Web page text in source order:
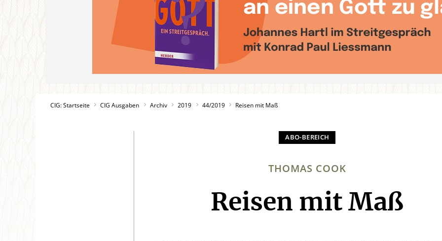
CIG: Startseite CIG Ausgaben Archiv 2019 44/2019 Reisen mit Maß
THOMAS COOK
:
Reisen mit Maß